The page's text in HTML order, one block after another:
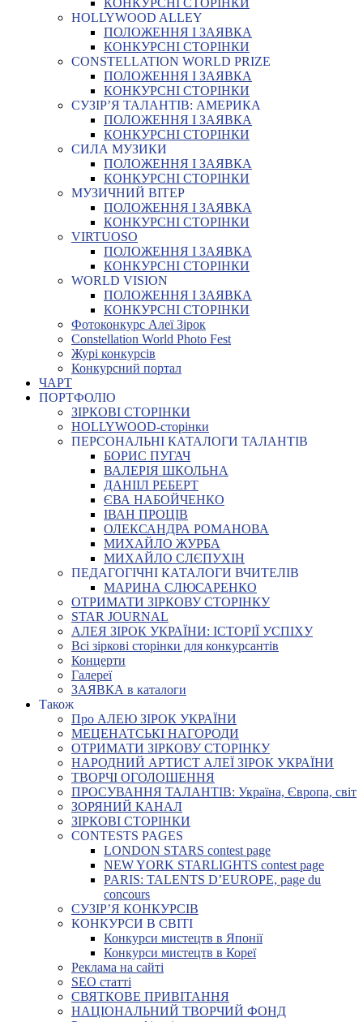
КОНКУРСНІ СТОРІНКИ
HOLLYWOOD ALLEY
ПОЛОЖЕННЯ І ЗАЯВКА
КОНКУРСНІ СТОРІНКИ
CONSTELLATION WORLD PRIZE
ПОЛОЖЕННЯ І ЗАЯВКА
КОНКУРСНІ СТОРІНКИ
СУЗІР’Я ТАЛАНТІВ: АМЕРИКА
ПОЛОЖЕННЯ І ЗАЯВКА
КОНКУРСНІ СТОРІНКИ
СИЛА МУЗИКИ
ПОЛОЖЕННЯ І ЗАЯВКА
КОНКУРСНІ СТОРІНКИ
МУЗИЧНИЙ ВІТЕР
ПОЛОЖЕННЯ І ЗАЯВКА
КОНКУРСНІ СТОРІНКИ
VIRTUOSO
ПОЛОЖЕННЯ І ЗАЯВКА
КОНКУРСНІ СТОРІНКИ
WORLD VISION
ПОЛОЖЕННЯ І ЗАЯВКА
КОНКУРСНІ СТОРІНКИ
Фотоконкурс Алеї Зірок
Constellation World Photo Fest
Журі конкурсів
Конкурсний портал
ЧАРТ
ПОРТФОЛІО
ЗІРКОВІ СТОРІНКИ
HOLLYWOOD-сторінки
ПЕРСОНАЛЬНІ КАТАЛОГИ ТАЛАНТІВ
БОРИС ПУГАЧ
ВАЛЕРІЯ ШКОЛЬНА
ДАНІІЛ РЕБЕРТ
ЄВА НАБОЙЧЕНКО
ІВАН ПРОЦІВ
ОЛЕКСАНДРА РОМАНОВА
МИХАЙЛО ЖУРБА
МИХАЙЛО СЛЄПУХІН
ПЕДАГОГІЧНІ КАТАЛОГИ ВЧИТЕЛІВ
МАРИНА СЛЮСАРЕНКО
ОТРИМАТИ ЗІРКОВУ СТОРІНКУ
STAR JOURNAL
АЛЕЯ ЗІРОК УКРАЇНИ: ІСТОРІЇ УСПІХУ
Всі зіркові сторінки для конкурсантів
Концерти
Галереї
ЗАЯВКА в каталоги
Також
Про АЛЕЮ ЗІРОК УКРАЇНИ
МЕЦЕНАТСЬКІ НАГОРОДИ
ОТРИМАТИ ЗІРКОВУ СТОРІНКУ
НАРОДНИЙ АРТИСТ АЛЕЇ ЗІРОК УКРАЇНИ
ТВОРЧІ ОГОЛОШЕННЯ
ПРОСУВАННЯ ТАЛАНТІВ: Україна, Європа, світ
ЗОРЯНИЙ КАНАЛ
ЗІРКОВІ СТОРІНКИ
CONTESTS PAGES
LONDON STARS contest page
NEW YORK STARLIGHTS contest page
PARIS: TALENTS D’EUROPE, page du
concours
СУЗІР’Я КОНКУРСІВ
КОНКУРСИ В СВІТІ
Конкурси мистецтв в Японії
Конкурси мистецтв в Кореї
Реклама на сайті
SEO статті
СВЯТКОВЕ ПРИВІТАННЯ
НАЦІОНАЛЬНИЙ ТВОРЧИЙ ФОНД